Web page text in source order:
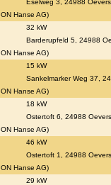
Eselweg 3, 24988
Hanse AG)
32 kW
Barderupfeld 5, 24988
Hanse AG)
15 kW
Sankelmarker Weg 37,
Hanse AG)
18 kW
Ostertoft 6, 24988
Hanse AG)
46 kW
Ostertoft 1, 24988
Hanse AG)
29 kW